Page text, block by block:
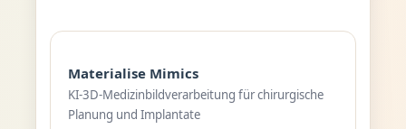
Materialise Mimics
KI-3D-Medizinbildverarbeitung für chirurgische
Planung und Implantate